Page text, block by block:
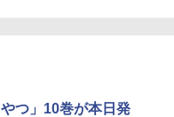
つ」10巻が本日発